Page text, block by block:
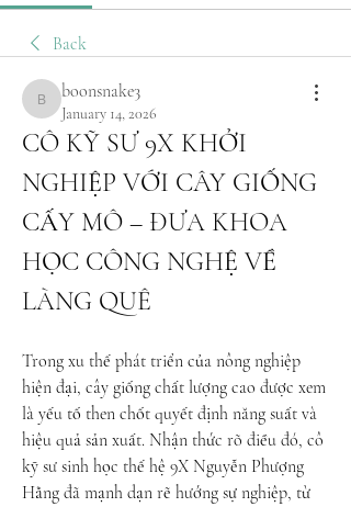
Back
boonsnake3
boonsnake3
January 14, 2026
CÔ KỸ SƯ 9X KHỞI
NGHIỆP VỚI CÂY GIỐNG
CẤY MÔ – ĐƯA KHOA
HỌC CÔNG NGHỆ VỀ
LÀNG QUÊ
Trong xu thế phát triển của nông nghiệp
hiện đại, cây giống chất lượng cao được xem
là yếu tố then chốt quyết định năng suất và
hiệu quả sản xuất. Nhận thức rõ điều đó, cô
kỹ sư sinh học thế hệ 9X Nguyễn Phượng
Hằng đã mạnh dạn rẽ hướng sự nghiệp, từ